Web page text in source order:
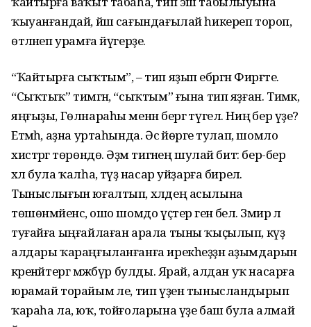
ҡыуанғандай, йәш сағындағылай һикереп тороп,
өтәләнеп урамға йүгерҙе.
“Ҡайтырға сыҡтым”, – тип яҙып ебәргән Фирғәте.
“Сыҡтыҡ” тимәгән, “сыҡтым” ғына тип яҙған. Тимәк,
яңғыҙы, Гөлнараһы менән бергә түгел. Ниңә бер үҙе?
Етмәһә, аҙна уртаһында. Әсә йөрәге тулап, шомло
хистәргә төрөндө. Әҙәм тигәнең шулай бит: бер-бер
хәл була ҡалһа, тәүҙә насар уйҙарға бирелә.
Тыныслығын юғалтып, хәлдең асылына
төшөнмәйенсә, ошо шомдо үҫтерә генә белә. Зәмирә лә
туғайға ыңғайлаған арала тыны ҡыҫылып, күҙ
алдары ҡараңғыланғанға ирекһеҙҙән аҙымдарын
әкренәйтергә мәжбүр булды. Ярай, алдан уҡ насарға
юрамай торайым әле, тип үҙен тынысландырып
ҡараһа ла, юҡ, тойғоларына үҙе баш була алмай